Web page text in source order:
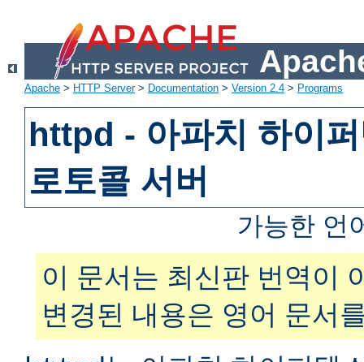
Apache > HTTP Server> Documentation > Version 2.4 > Programs
httpd - 아파치 하이
로토콜 서버
가능한 언
이 문서는 최신판 번역이
변경된 내용은 영어 문서